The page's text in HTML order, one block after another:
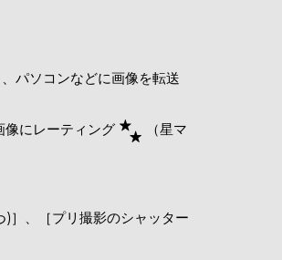
パソコンなどに画像を転送
像にレーティング
（星マ
)］、［プリ撮影のシャッター